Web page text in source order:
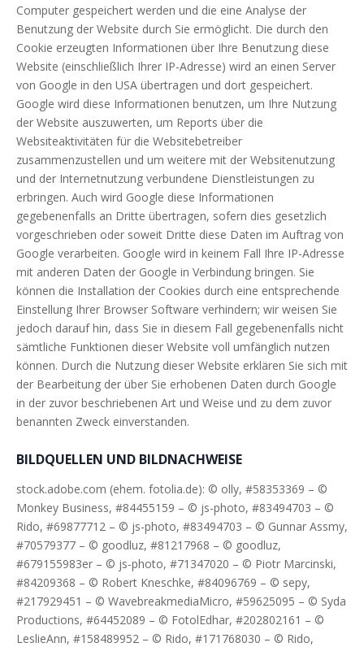
Computer gespeichert werden und die eine Analyse der
Benutzung der Website durch Sie ermöglicht. Die durch den
Cookie erzeugten Informationen über Ihre Benutzung diese
Website (einschließlich Ihrer IP-Adresse) wird an einen Server
von Google in den USA übertragen und dort gespeichert.
Google wird diese Informationen benutzen, um Ihre Nutzung
der Website auszuwerten, um Reports über die
Websiteaktivitäten für die Websitebetreiber
zusammenzustellen und um weitere mit der Websitenutzung
und der Internetnutzung verbundene Dienstleistungen zu
erbringen. Auch wird Google diese Informationen
gegebenenfalls an Dritte übertragen, sofern dies gesetzlich
vorgeschrieben oder soweit Dritte diese Daten im Auftrag von
Google verarbeiten. Google wird in keinem Fall Ihre IP-Adresse
mit anderen Daten der Google in Verbindung bringen. Sie
können die Installation der Cookies durch eine entsprechende
Einstellung Ihrer Browser Software verhindern; wir weisen Sie
jedoch darauf hin, dass Sie in diesem Fall gegebenenfalls nicht
sämtliche Funktionen dieser Website voll umfänglich nutzen
können. Durch die Nutzung dieser Website erklären Sie sich mit
der Bearbeitung der über Sie erhobenen Daten durch Google
in der zuvor beschriebenen Art und Weise und zu dem zuvor
benannten Zweck einverstanden.
BILDQUELLEN UND BILDNACHWEISE
stock.adobe.com (ehem. fotolia.de): © olly, #58353369 – ©
Monkey Business, #84455159 – © js-photo, #83494703 – ©
Rido, #69877712 – © js-photo, #83494703 – © Gunnar Assmy,
#70579377 – © goodluz, #81217968 – © goodluz,
#679155983er – © js-photo, #71347020 – © Piotr Marcinski,
#84209368 – © Robert Kneschke, #84096769 – © sepy,
#217929451 – © WavebreakmediaMicro, #59625095 – © Syda
Productions, #64452089 – © FotolEdhar, #202802161 – ©
LeslieAnn, #158489952 – © Rido, #171768030 – © Rido,